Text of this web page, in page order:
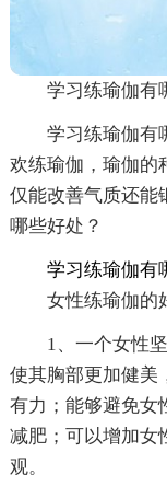
学习练瑜伽有
学习练瑜伽有
欢练瑜伽，瑜伽的
仅能改善气质还能
哪些好处？
学习练瑜伽有
女性练瑜伽的
1、一个女性
使其胸部更加健美
有力；能够避免女
减肥；可以增加女
观。